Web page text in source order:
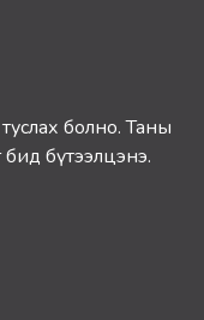
болно. Таны
бүтээлцэнэ.